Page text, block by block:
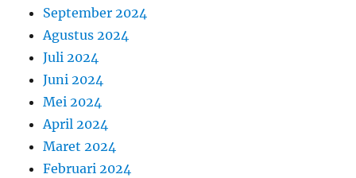
September 2024
Agustus 2024
Juli 2024
Juni 2024
Mei 2024
April 2024
Maret 2024
Februari 2024